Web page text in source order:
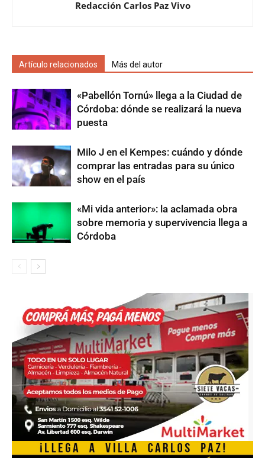
Redacción Carlos Paz Vivo
Artículo relacionados Más del autor
«Pabellón Tornú» llega a la Ciudad de
Córdoba: dónde se realizará la nueva
puesta
Milo J en el Kempes: cuándo y dónde
comprar las entradas para su único
show en el país
«Mi vida anterior»: la aclamada obra
sobre memoria y supervivencia llega a
Córdoba